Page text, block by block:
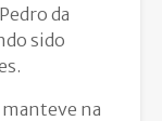
da
sido
manteve na